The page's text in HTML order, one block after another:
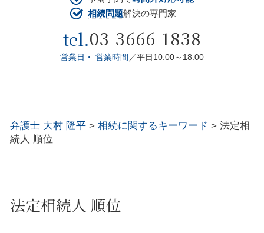
相続問題解決の専門家
tel.03-3666-1838
営業日・ 営業時間 ／平日10:00～18:00
弁護士 大村 隆平 > 相続に関するキーワード > 法定相
続人 順位
法定相続人 順位